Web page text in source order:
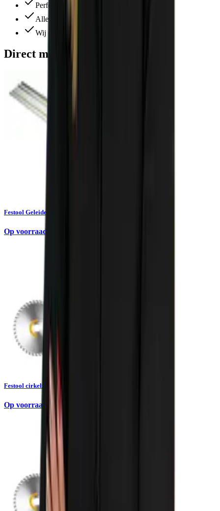
Perfecte service
Alles ruim op voorraad
Wij denken altijd met je mee
Direct meebestellen
Festool Geleiderail FS
Op voorraad
Festool cirkelzaagbladenset WOOD 160x1,8x20 3-delig
Op voorraad